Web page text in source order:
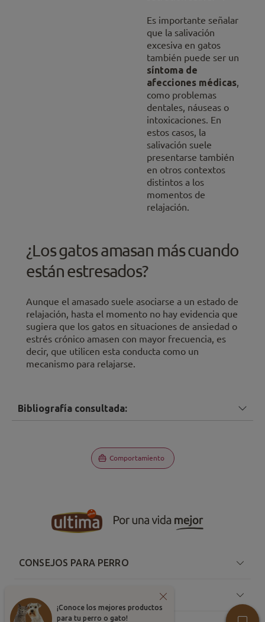
Es importante señalar
que la salivación
excesiva en gatos
también puede ser un
síntoma de
afecciones médicas,
como problemas
dentales, náuseas o
intoxicaciones. En
estos casos, la
salivación suele
presentarse también
en otros contextos
distintos a los
momentos de
relajación.
¿Los gatos amasan más cuando
están estresados?
Aunque el amasado suele asociarse a un estado de
relajación, hasta el momento no hay evidencia que
sugiera que los gatos en situaciones de ansiedad o
estrés crónico amasen con mayor frecuencia, es
decir, que utilicen esta conducta como un
mecanismo para relajarse.
Bibliografía consultada:
Comportamiento
¡Conoce los mejores productos
para tu perro o gato!
CONSEJOS PARA PERRO